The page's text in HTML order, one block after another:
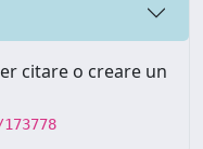
citare o creare un